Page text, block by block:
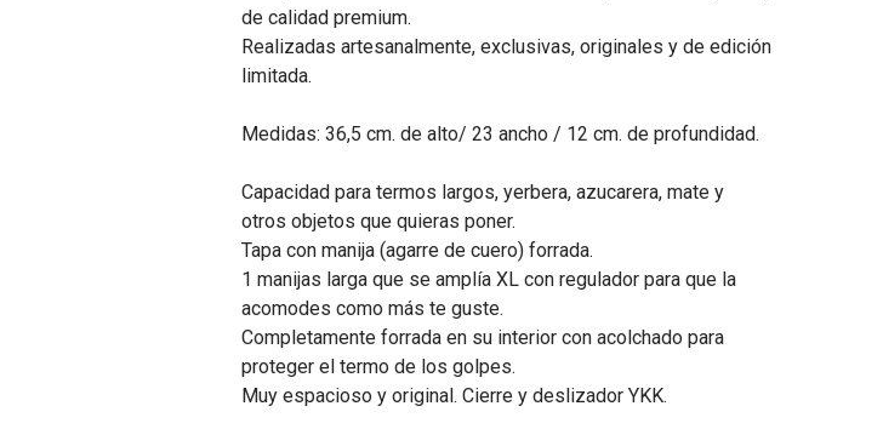
de calidad premium.
Realizadas artesanalmente, exclusivas, originales y de edición
limitada.
Medidas: 36,5 cm. de alto/ 23 ancho / 12 cm. de profundidad.
Capacidad para termos largos, yerbera, azucarera, mate y
otros objetos que quieras poner.
Tapa con manija (agarre de cuero) forrada.
1 manijas larga que se amplía XL con regulador para que la
acomodes como más te guste.
Completamente forrada en su interior con acolchado para
proteger el termo de los golpes.
Muy espacioso y original. Cierre y deslizador YKK.